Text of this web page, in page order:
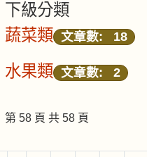
下級分類
蔬菜類 文章數: 18
水果類 文章數: 2
第 58 頁 共 58 頁